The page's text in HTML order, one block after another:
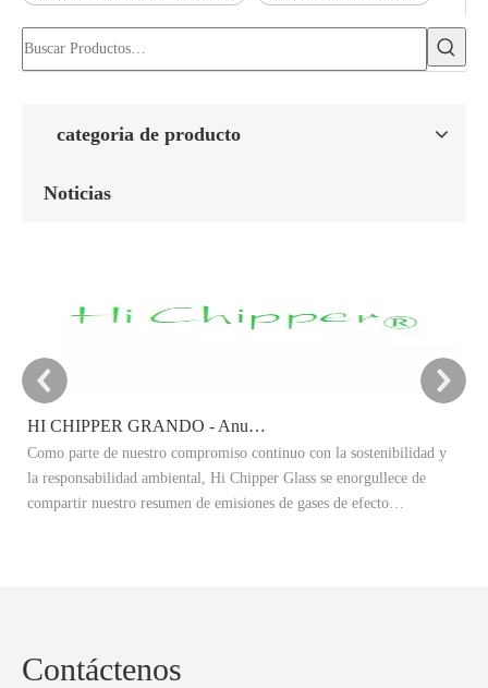
categoria de producto
Noticias
HI CHIPPER GRANDO - Anuncio del objetivo de reducción de carbono 2025
Como parte de nuestro compromiso continuo con la sostenibilidad y
la responsabilidad ambiental, Hi Chipper Glass se enorgullece de
compartir nuestro resumen de emisiones de gases de efecto
Contáctenos